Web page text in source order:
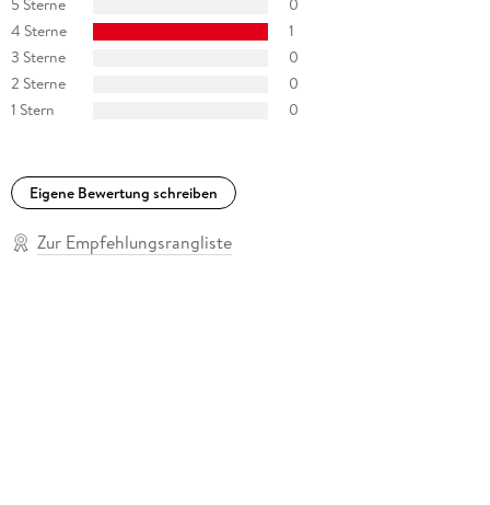
5 Sterne
0
4 Sterne
1
3 Sterne
0
2 Sterne
0
1 Stern
0
Eigene Bewertung schreiben
Zur Empfehlungsrangliste